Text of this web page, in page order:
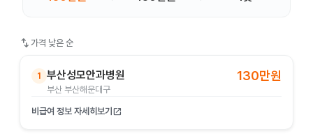
swap_vert 가격 낮은 순
1 부산성모안과병원
부산 부산해운대구
130만원
비급여 정보 자세히보기 open_in_new